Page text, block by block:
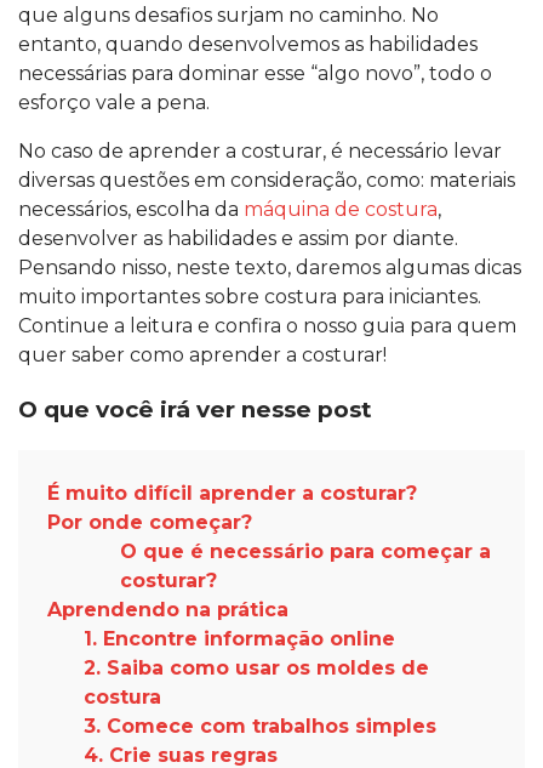
que alguns desafios surjam no caminho. No
entanto, quando desenvolvemos as habilidades
necessárias para dominar esse “algo novo”, todo o
esforço vale a pena.
No caso de aprender a costurar, é necessário levar
diversas questões em consideração, como: materiais
necessários, escolha da máquina de costura,
desenvolver as habilidades e assim por diante.
Pensando nisso, neste texto, daremos algumas dicas
muito importantes sobre costura para iniciantes.
Continue a leitura e confira o nosso guia para quem
quer saber como aprender a costurar!
O que você irá ver nesse post
É muito difícil aprender a costurar?
Por onde começar?
O que é necessário para começar a
costurar?
Aprendendo na prática
1. Encontre informação online
2. Saiba como usar os moldes de
costura
3. Comece com trabalhos simples
4. Crie suas regras